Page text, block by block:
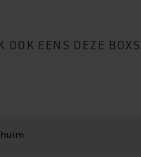
OOK EENS DEZE